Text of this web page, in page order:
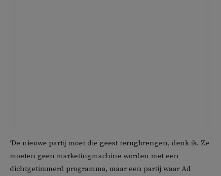
‘De nieuwe partij moet die geest terugbrengen, denk ik. Ze
moeten geen marketingmachine worden met een
dichtgetimmerd programma, maar een partij waar Ad